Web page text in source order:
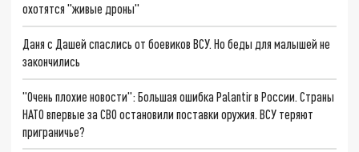
охотятся "живые дроны"
Даня с Дашей спаслись от боевиков ВСУ. Но беды для малышей не
закончились
"Очень плохие новости": Большая ошибка Palantir в России. Страны
НАТО впервые за СВО остановили поставки оружия. ВСУ теряют
приграничье?